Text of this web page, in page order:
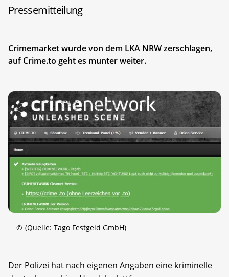
Pressemitteilung
Crimemarket wurde von dem LKA NRW zerschlagen,
auf Crime.to geht es munter weiter.
© (Quelle: Tago Festgeld GmbH)
Der Polizei hat nach eigenen Angaben eine kriminelle